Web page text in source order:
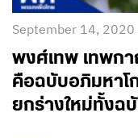
September 14,
พงศ์เทพ เทพก
คือฉบับอภิมหาโ
ยกร่างใหม่ทั้งฉ